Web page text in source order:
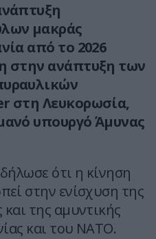
μακράς
από το 2026
στην ανάπτυξη των
στη Λευκορωσία,
υπουργό Άμυνας
ότι η κίνηση
στην ενίσχυση της
της αμυντικής
και του ΝΑΤΟ.